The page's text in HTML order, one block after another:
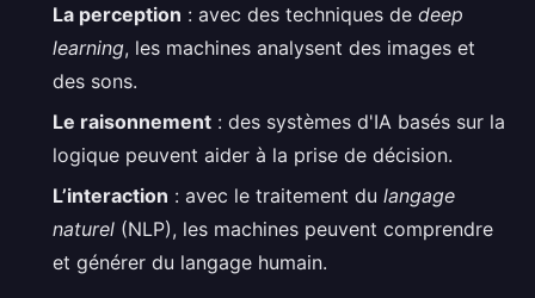
La perception : avec des techniques de deep
learning, les machines analysent des images et
des sons.
Le raisonnement : des systèmes d'IA basés sur la
logique peuvent aider à la prise de décision.
L’interaction : avec le traitement du langage
naturel (NLP), les machines peuvent comprendre
et générer du langage humain.